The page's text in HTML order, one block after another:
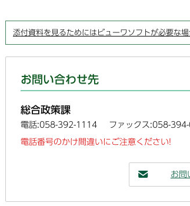
添付資料を見るためにはビューワソフトが必要な
お問い合わせ先
総合政策課
電話:058-392-1114 ファックス:058-
電話番号のかけ間違いにご注意ください!
お問